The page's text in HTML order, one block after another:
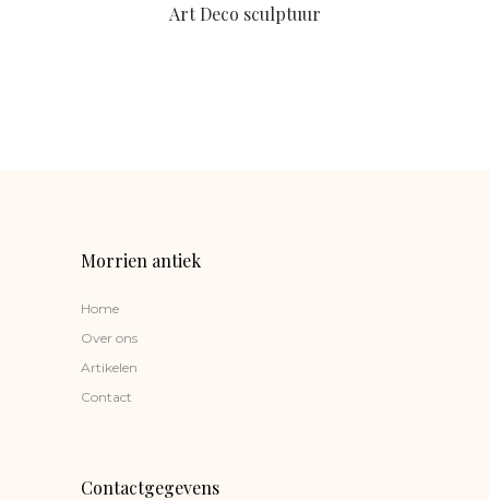
Art Deco sculptuur
Morrien antiek
Home
Over ons
Artikelen
Contact
Contactgegevens